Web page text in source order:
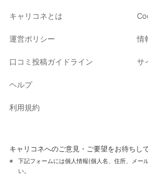
キャリコネとは
運営ポリシー
口コミ投稿ガイドライン
ヘルプ
利用規約
情
サ
キャリコネへのご意見・ご要望をお待ちし
下記フォームには個人情報(個人名、住所、メー
い。